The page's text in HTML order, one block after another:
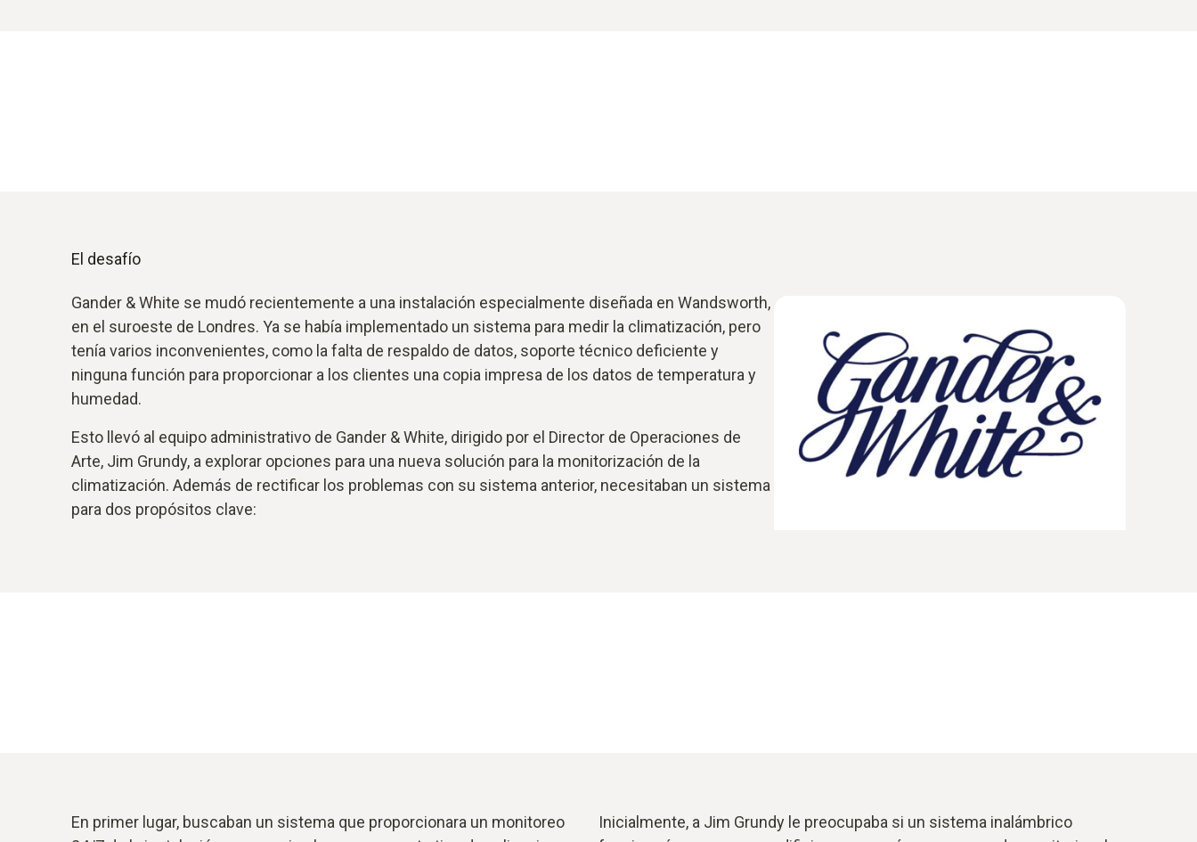
El desafío
Gander & White se mudó recientemente a una instalación especialmente diseñada en Wandsworth,
en el suroeste de Londres. Ya se había implementado un sistema para medir la climatización, pero
tenía varios inconvenientes, como la falta de respaldo de datos, soporte técnico deficiente y
ninguna función para proporcionar a los clientes una copia impresa de los datos de temperatura y
humedad.
Esto llevó al equipo administrativo de Gander & White, dirigido por el Director de Operaciones de
Arte, Jim Grundy, a explorar opciones para una nueva solución para la monitorización de la
climatización. Además de rectificar los problemas con su sistema anterior, necesitaban un sistema
para dos propósitos clave:
En primer lugar, buscaban un sistema que proporcionara un monitoreo
Inicialmente, a Jim Grundy le preocupaba si un sistema inalámbrico